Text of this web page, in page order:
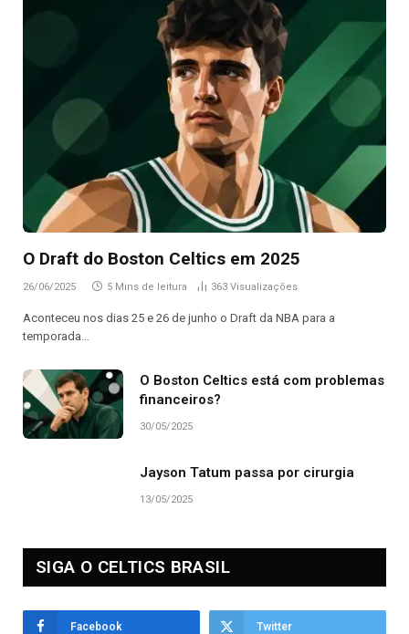
O Draft do Boston Celtics em 2025
26/06/2025 5 Mins de leitura 363 Visualizações
Aconteceu nos dias 25 e 26 de junho o Draft da NBA para a
temporada…
O Boston Celtics está com problemas
financeiros?
30/05/2025
Jayson Tatum passa por cirurgia
13/05/2025
SIGA O CELTICS BRASIL
Facebook Twitter